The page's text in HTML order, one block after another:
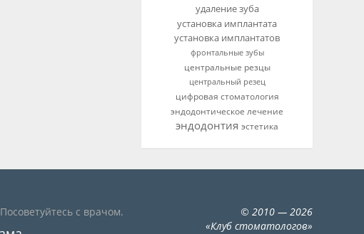
удаление зуба
установка имплантата
установка имплантатов
фронтальные зубы
центральные резцы
центральный резец
цифровая стоматология
эндодонтическое лечение
эндодонтия эстетика
с врачом. © 2010 — 2026
«Клуб стоматологов»